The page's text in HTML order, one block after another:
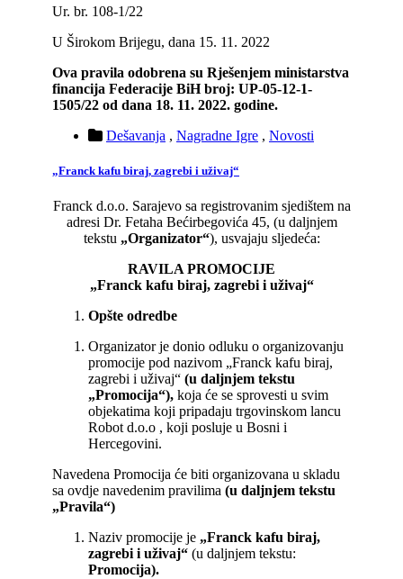
Ur. br. 108-1/22
U Širokom Brijegu, dana 15. 11. 2022
Ova pravila odobrena su Rješenjem ministarstva
financija Federacije BiH broj: UP-05-12-1-
1505/22 od dana 18. 11. 2022. godine.
Dešavanja , Nagradne Igre , Novosti
„Franck kafu biraj, zagrebi i uživaj“
Franck d.o.o. Sarajevo sa registrovanim sjedištem na
adresi Dr. Fetaha Bećirbegovića 45, (u daljnjem
tekstu „Organizator“), usvajaju sljedeća:
RAVILA PROMOCIJE
„Franck kafu biraj, zagrebi i uživaj“
Opšte odredbe
Organizator je donio odluku o organizovanju
promocije pod nazivom „Franck kafu biraj,
zagrebi i uživaj“ (u daljnjem tekstu
„Promocija“), koja će se sprovesti u svim
objekatima koji pripadaju trgovinskom lancu
Robot d.o.o , koji posluje u Bosni i
Hercegovini.
Navedena Promocija će biti organizovana u skladu
sa ovdje navedenim pravilima (u daljnjem tekstu
„Pravila“)
Naziv promocije je „Franck kafu biraj,
zagrebi i uživaj“ (u daljnjem tekstu:
Promocija).